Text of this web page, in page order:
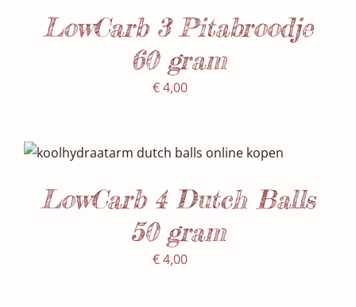
LowCarb 3 Pitabroodje
60 gram
€4,00
SELECTEER DATUM(S) /
DETAILS
LowCarb 4 Dutch Balls
50 gram
€4,00